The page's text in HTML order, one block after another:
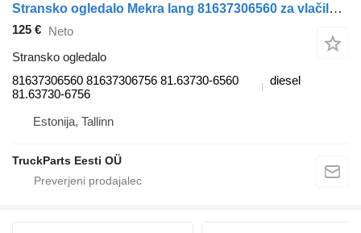
Stransko ogledalo Mekra lang 81637306560 za vlačilec MAN TGL, TGM, TGS, TGX (2005-2021)
125 € Neto
Stransko ogledalo
81637306560 81637306756 81.63730-6560
81.63730-6756
diesel
Estonija, Tallinn
TruckParts Eesti OÜ